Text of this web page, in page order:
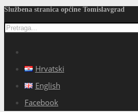
Službena stranica općine Tomislavgrad
Hrvatski
English
Facebook